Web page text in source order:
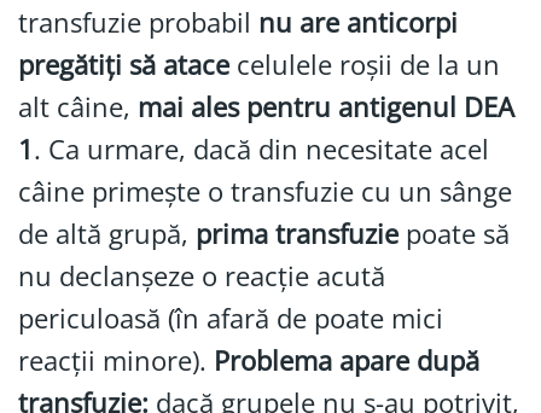
transfuzie probabil nu are anticorpi
pregătiți să atacecelulele roșii de la un
alt câine, mai ales pentru antigenul DEA
1. Ca urmare, dacă din necesitate acel
câine primește o transfuzie cu un sânge
de altă grupă, prima transfuziepoate să
nu declanșeze o reacție acută
periculoasă (în afară de poate mici
reacții minore). Problema apare după
transfuzie: dacă grupele nu s-au potrivit,